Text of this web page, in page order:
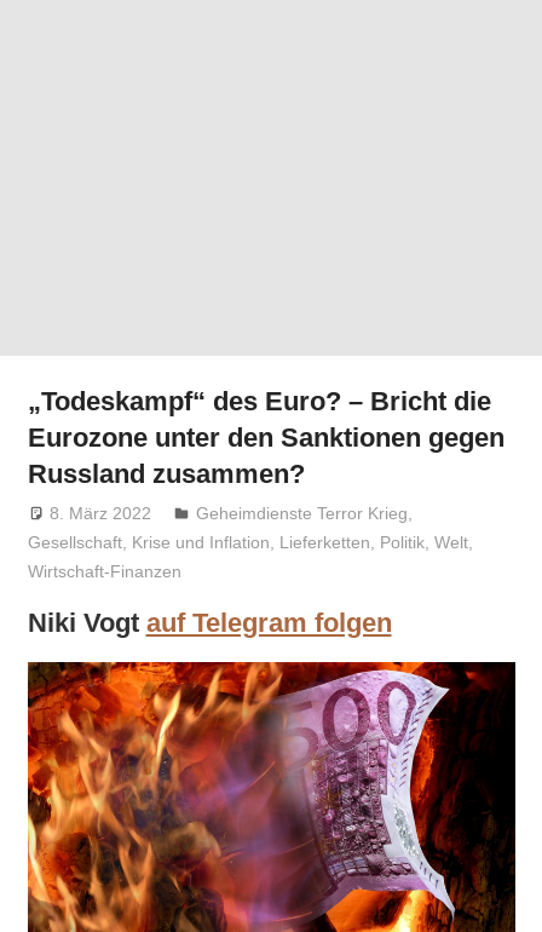
„Todeskampf“ des Euro? – Bricht die
Eurozone unter den Sanktionen gegen
Russland zusammen?
8. März 2022 Niki Vogt
Geheimdienste Terror Krieg,
Gesellschaft, Krise und Inflation, Lieferketten, Politik, Welt,
Wirtschaft-Finanzen
Niki Vogt auf Telegram folgen